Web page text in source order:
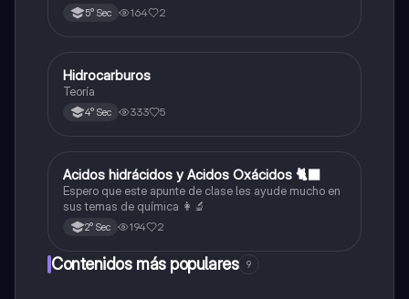
5° Sec 164 2
Química
Hidrocarburos
Teoría
4° Sec 333 5
Química
Acidos hidrácidos y Acidos Oxácidos 🐈‍⬛
Espero que este apunte de clase les ayude mucho en
sus temas de química 👩‍🔬
2° Sec 194 2
Contenidos más populares 9